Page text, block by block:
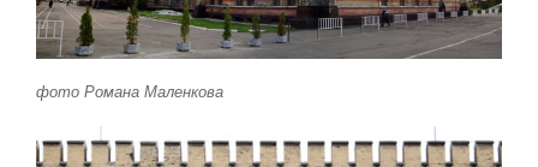
фото Романа Маленкова